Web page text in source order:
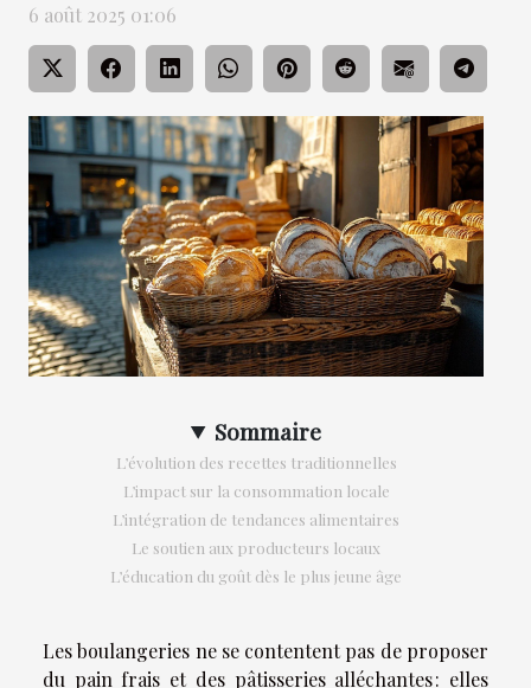
6 août 2025 01:06
Sommaire
L’évolution des recettes traditionnelles
L’impact sur la consommation locale
L’intégration de tendances alimentaires
Le soutien aux producteurs locaux
L’éducation du goût dès le plus jeune âge
Les boulangeries ne se contentent pas de proposer
du pain frais et des pâtisseries alléchantes : elles